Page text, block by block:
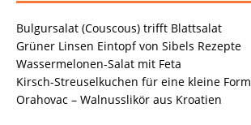
Bulgursalat (Couscous) trifft Blattsalat
Grüner Linsen Eintopf von Sibels Rezepte
Wassermelonen-Salat mit Feta
Kirsch-Streuselkuchen für eine kleine Form
Orahovac – Walnusslikör aus Kroatien